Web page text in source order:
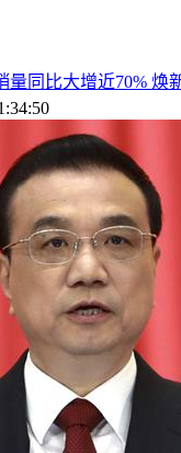
量同比大增近70% 焕